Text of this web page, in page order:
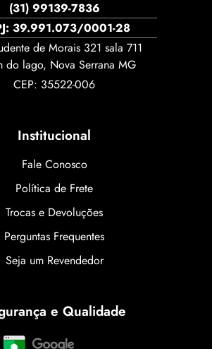
(31) 99139-7836
39.991.073/0001-28
de Morais 321 sala 711
do lago, Nova Serrana MG
CEP: 35522-006
Institucional
Fale Conosco
Política de Frete
Trocas e Devoluções
Perguntas Frequentes
Seja um Revendedor
e Qualidade